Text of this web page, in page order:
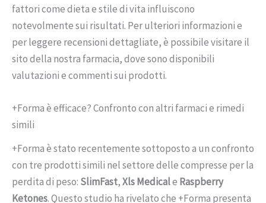
fattori come dieta e stile di vita influiscono
notevolmente sui risultati. Per ulteriori informazioni e
per leggere recensioni dettagliate, è possibile visitare il
sito della nostra farmacia, dove sono disponibili
valutazioni e commenti sui prodotti.
+Forma è efficace? Confronto con altri farmaci e rimedi
simili
+Forma è stato recentemente sottoposto a un confronto
con tre prodotti simili nel settore delle compresse per la
perdita di peso: SlimFast,Xls Medicale Raspberry
Ketones. Questo studio ha rivelato che +Forma presenta